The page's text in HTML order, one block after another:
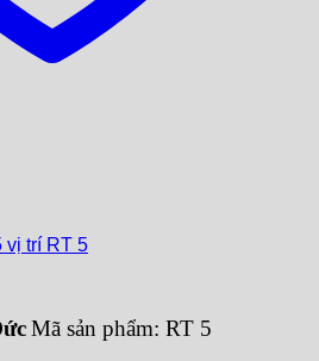
vị trí RT 5
Mã sản phẩm: RT 5